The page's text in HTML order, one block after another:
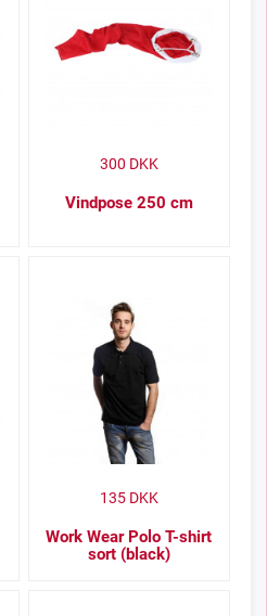
Vindpose 250 cm
300 DKK
Work Wear Polo T-shirt
sort (black)
135DKK